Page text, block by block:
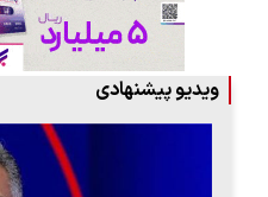
ویدیو پیشنهادی